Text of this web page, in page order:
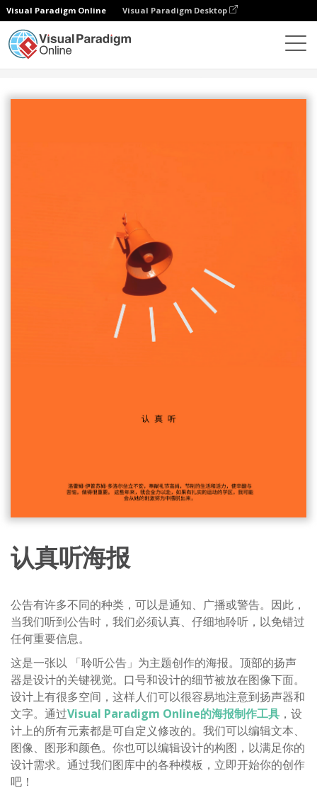
Visual Paradigm Online Visual Paradigm Desktop
认真听海报
公告有许多不同的种类，可以是通知、广播或警告。因此，
当我们听到公告时，我们必须认真、仔细地聆听，以免错过
任何重要信息。
这是一张以 「聆听公告」为主题创作的海报。顶部的扬声
器是设计的关键视觉。口号和设计的细节被放在图像下面。
设计上有很多空间，这样人们可以很容易地注意到扬声器和
文字。通过Visual Paradigm Online的海报制作工具 ，设
计上的所有元素都是可自定义修改的。我们可以编辑文本、
图像、图形和颜色。你也可以编辑设计的构图，以满足你的
设计需求。通过我们图库中的各种模板，立即开始你的创作
吧！